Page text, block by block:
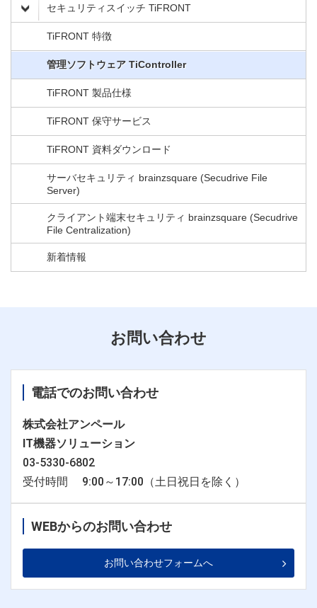
セキュリティスイッチ TiFRONT
TiFRONT 特徴
管理ソフトウェア TiController
TiFRONT 製品仕様
TiFRONT 保守サービス
TiFRONT 資料ダウンロード
サーバセキュリティ brainzsquare (Secudrive File
Server)
クライアント端末セキュリティ brainzsquare (Secudrive
File Centralization)
新着情報
お問い合わせ
電話でのお問い合わせ
株式会社アンペール
IT機器ソリューション
03-5330-6802
受付時間 9:00～17:00（土日祝日を除く）
WEBからのお問い合わせ
お問い合わせフォームへ